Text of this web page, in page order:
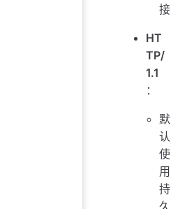
接
HT
TP/
1.1
：
默
认
使
用
持
久